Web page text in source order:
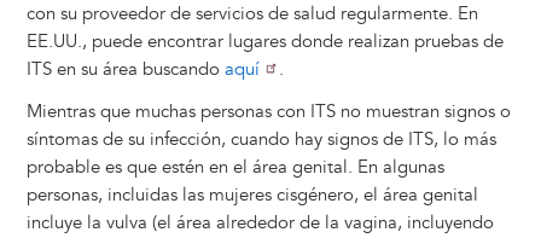
con su proveedor de servicios de salud regularmente. En
EE.UU., puede encontrar lugares donde realizan pruebas de
ITS en su área buscando aquí
.
Mientras que muchas personas con ITS no muestran signos o
síntomas de su infección, cuando hay signos de ITS, lo más
probable es que estén en el área genital. En algunas
personas, incluidas las mujeres cisgénero, el área genital
incluye la vulva (el área alrededor de la vagina, incluyendo